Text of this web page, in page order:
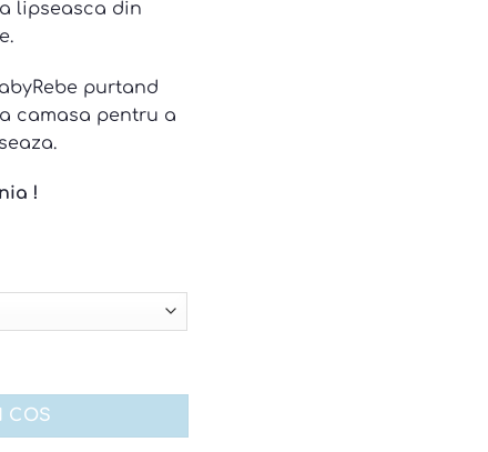
lipseasca din
purtand
camasa pentru a
!
bleumarin
COS